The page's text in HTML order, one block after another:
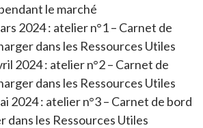
le marché
2024 : atelier n°1 – Carnet de
dans les Ressources Utiles
2024 : atelier n°2 – Carnet de
dans les Ressources Utiles
2024 : atelier n°3 – Carnet de bord
dans les Ressources Utiles